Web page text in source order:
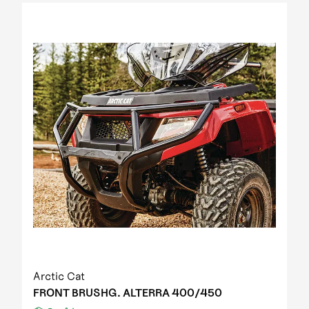
2012 TRV 1000 GT EFT IPM Print green metallic
update
2012 US mod. 700 TRV GT
2012 XC 450 EFT IPM black-green 01
2013 1000 XT EFT white met
2013 450 R EFT Homologated
2013 550 EFT black
2013 550 XT EFT emerald green met
2013 700 Diesel EFT marsh
2013 700 XT EFT steel blue met
2013 Prowler HDX
2013 TRV 550 EFT black
2013 TRV 550 XT EFT emerald green met
2013 TRV 700 XT EFT black met
Arctic Cat
FRONT BRUSHG. ALTERRA 400/450